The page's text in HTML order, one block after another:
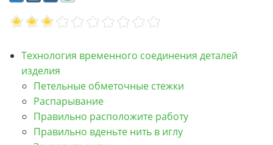
Технология временного соединения деталей
изделия
Петельные обметочные стежки
Распарывание
Правильно расположите работу
Правильно вденьте нить в иглу